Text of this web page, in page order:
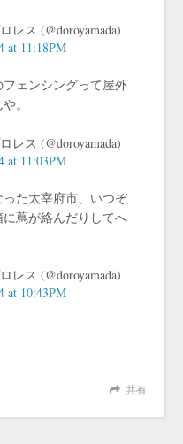
ス (@doroyamada)
at 11:18PM
ェンシングって屋外
。
ス (@doroyamada)
at 11:03PM
た太宰府市、いつぞ
蔦が絡んだりしてへ
ス (@doroyamada)
at 10:43PM
共有